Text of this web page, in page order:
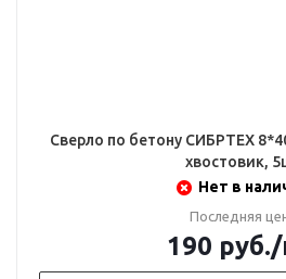
Сверло по бетону СИБРТЕХ
хвостовик,
Нет в
Последняя
190 руб.